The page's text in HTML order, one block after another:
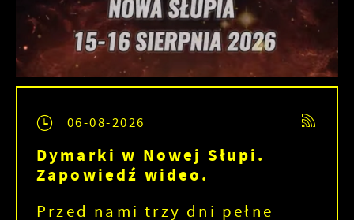
06-08-2026
Dymarki w Nowej Słupi.
Zapowiedź wideo.
Przed nami trzy dni pełne